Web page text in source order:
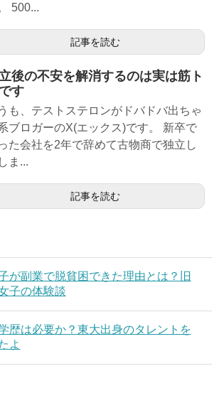
500...
記事を読む
後の不安を解消するのは実は筋ト
す
も、テストステロンがドバドバ出ちゃ
ブロガーのX(エックス)です。 新卒で
た会社を2年で辞めて古物商で独立し
ま...
記事を読む
が副業で脱貧困できた理由とは？旧
子の体験談
歴は必要か？東大出身のタレントを
よ